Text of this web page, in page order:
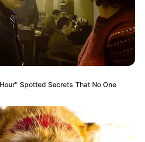
Spotted Secrets That No One